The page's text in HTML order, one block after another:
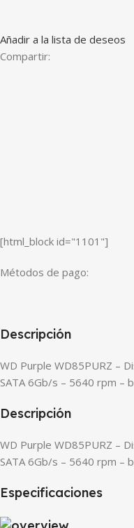
Añadir a la lista de deseos
Compartir:
[html_block id="1101"]
Métodos de pago:
Descripción
WD Purple WD85PURZ –
SATA 6Gb/s – 5640 rpm –
Descripción
WD Purple WD85PURZ –
SATA 6Gb/s – 5640 rpm –
Especificaciones